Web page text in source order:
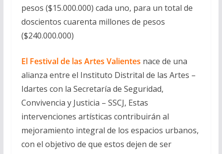
pesos ($15.000.000) cada uno, para un total de
doscientos cuarenta millones de pesos
($240.000.000)
El Festival de las Artes Valientes nace de una
alianza entre el Instituto Distrital de las Artes –
Idartes con la Secretaría de Seguridad,
Convivencia y Justicia – SSCJ, Estas
intervenciones artísticas contribuirán al
mejoramiento integral de los espacios urbanos,
con el objetivo de que estos dejen de ser